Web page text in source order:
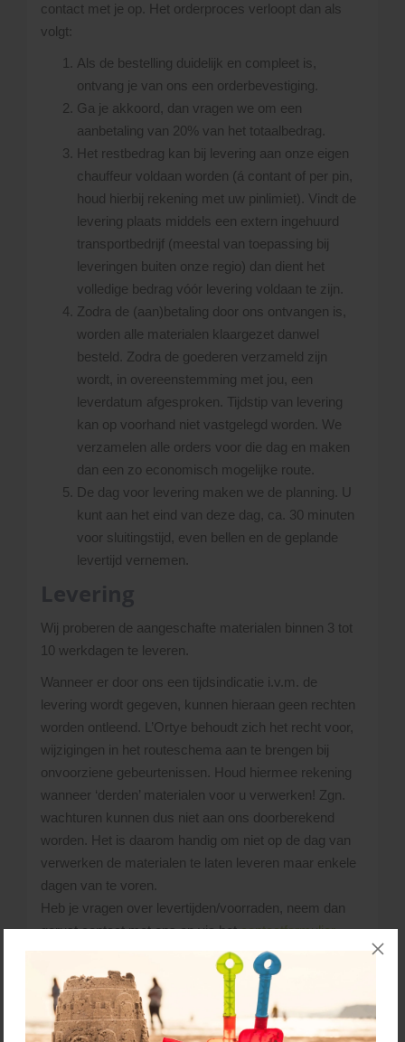
contact met je op. Het orderproces verloopt dan als
volgt:
Als de bestelling duidelijk en compleet is,
ontvang je van ons een orderbevestiging.
Ga je akkoord, dan vragen we om een
aanbetaling van 20% van het totaalbedrag.
Het restbedrag kan bij levering aan onze eigen
chauffeur voldaan worden (á contant of per pin,
houd hierbij rekening met uw pinlimiet). Vindt de
levering plaats middels een extern ingehuurd
transportbedrijf (meestal van toepassing bij
leveringen buiten onze regio) dan dient het
volledige bedrag vóór levering voldaan te zijn.
Zodra de (aan)betaling door ons ontvangen is,
worden alle materialen klaargezet danwel
besteld. Zodra de goederen verzameld zijn
wordt, in overeenstemming met jou, een
leverdatum afgesproken. Tijdstip van levering
kan op voorhand niet vastgelegd worden. We
verzamelen alle orders voor die dag en maken
dan een zo economisch mogelijke route.
De dag voor levering maken we de planning. U
kunt aan het eind van deze dag, ca. 30 minuten
voor sluitingstijd, even bellen en de geplande
levertijd vernemen.
Wij proberen de aangeschafte materialen binnen 3 tot
10 werkdagen te leveren.
Wanneer er door ons een tijdsindicatie i.v.m. de
levering wordt gegeven, kunnen hieraan geen rechten
worden ontleend. L’Ortye behoudt zich het recht voor,
wijzigingen in het routeschema aan te brengen bij
onvoorziene gebeurtenissen. Houd hiermee rekening
wanneer ‘derden’ materialen voor u verwerken! Zgn.
wachturen kunnen dus niet aan ons doorberekend
worden. Het is daarom handig om niet op de dag van
verwerken de materialen te laten leveren maar enkele
dagen van te voren.
Heb je vragen over levertijden/voorraden, neem dan
gerust contact met ons op via hetcontactformulier.
Bellen kan ook:045 - 528 02 02.
De materialen die je besteld hebt, lossen we
naast de vrachtwagen. Uiteraard probeert de
chauffeur de materialen zo dicht mogelijk bij de